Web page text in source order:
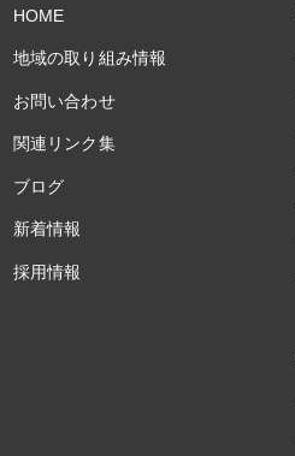
HOME
地域の取り組み情報
お問い合わせ
関連リンク集
ブログ
新着情報
採用情報